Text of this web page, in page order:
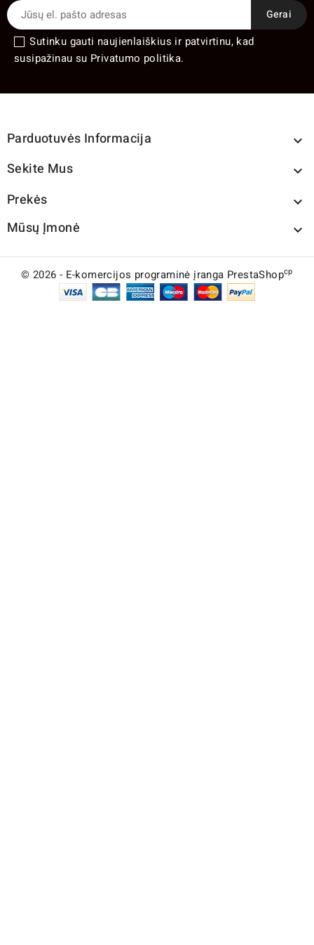
Sutinku gauti naujienlaiškius ir patvirtinu, kad
susipažinau su Privatumo politika.
Parduotuvės Informacija 
Sekite Mus 
Prekės 
Mūsų Įmonė 
© 2026 - E-komercijos programinė įranga PrestaShopcp